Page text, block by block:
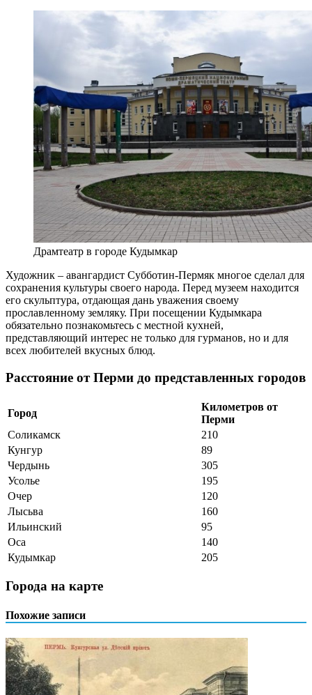
Драмтеатр в городе Кудымкар
Художник – авангардист Субботин-Пермяк многое сделал для
сохранения культуры своего народа. Перед музеем находится
его скульптура, отдающая дань уважения своему
прославленному земляку. При посещении Кудымкара
обязательно познакомьтесь с местной кухней,
представляющий интерес не только для гурманов, но и для
всех любителей вкусных блюд.
Расстояние от Перми до представленных городов
Город
Километров от
Перми
Соликамск
210
Кунгур
89
Чердынь
305
Усолье
195
Очер
120
Лысьва
160
Ильинский
95
Оса
140
Кудымкар
205
Города на карте
Похожие записи